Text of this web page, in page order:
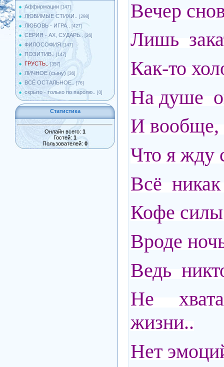
Аффирмации [147]
ЛЮБИМЫЕ СТИХИ.. [298]
ЛЮБОВЬ - ИГРА.. [427]
СЕРИЯ - АХ, СУДАРЬ.. [26]
ФИЛОСОФИЯ [147]
ПОЗИТИВ.. [147]
ГРУСТЬ.. [357]
ЛИЧНОЕ (сыну) [36]
ВСЁ ОСТАЛЬНОЕ.. [76]
скрыто - только по паролю.. [0]
Статистика
Онлайн всего: 1
Гостей: 1
Пользователей: 0
Вечер
Лишь
Как-то
На душе
И вообще,
Что я жду
Всё никак
Кофе
Вроде
Ведь
Не
жизни..
Нет